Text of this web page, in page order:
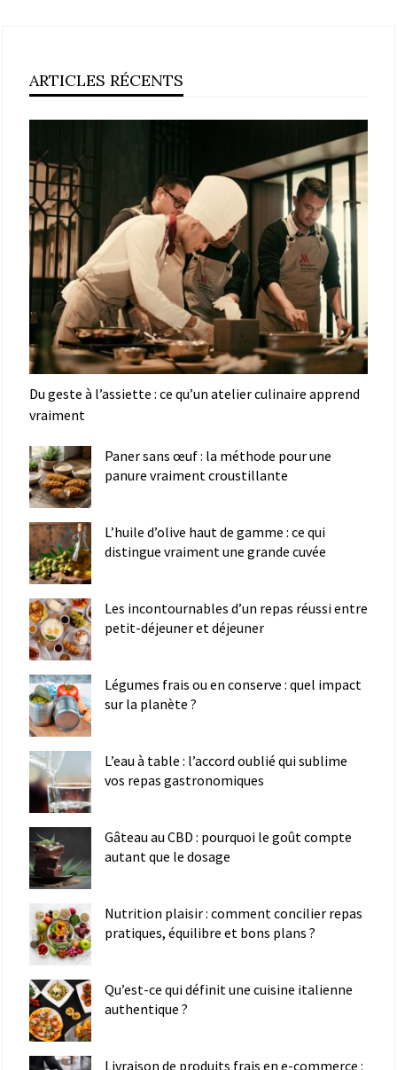
ARTICLES RÉCENTS
Du geste à l’assiette : ce qu’un atelier culinaire apprend
vraiment
Paner sans œuf : la méthode pour une
panure vraiment croustillante
L’huile d’olive haut de gamme : ce qui
distingue vraiment une grande cuvée
Les incontournables d’un repas réussi entre
petit-déjeuner et déjeuner
Légumes frais ou en conserve : quel impact
sur la planète ?
L’eau à table : l’accord oublié qui sublime
vos repas gastronomiques
Gâteau au CBD : pourquoi le goût compte
autant que le dosage
Nutrition plaisir : comment concilier repas
pratiques, équilibre et bons plans ?
Qu’est-ce qui définit une cuisine italienne
authentique ?
Livraison de produits frais en e-commerce :